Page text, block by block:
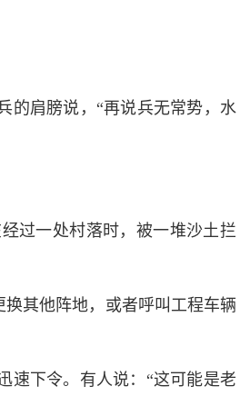
的肩膀说，“再说兵无常势，水
过一处村落时，被一堆沙土拦
其他阵地，或者呼叫工程车辆
速下令。有人说：“这可能是老